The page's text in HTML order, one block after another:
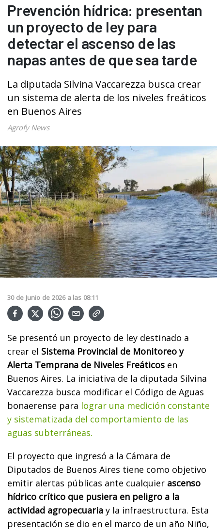
Prevención hídrica: presentan
un proyecto de ley para
detectar el ascenso de las
napas antes de que sea tarde
La diputada Silvina Vaccarezza busca crear
un sistema de alerta de los niveles freáticos
en Buenos Aires
Agrofy News
30 de Junio de 2026 a las 08:11
Se presentó un proyecto de ley destinado a
crear el Sistema Provincial de Monitoreo y
Alerta Temprana de Niveles Freáticos en
Buenos Aires. La iniciativa de la diputada Silvina
Vaccarezza busca modificar el Código de Aguas
bonaerense para lograr una medición constante
y sistematizada del comportamiento de las
aguas subterráneas.
El proyecto que ingresó a la Cámara de
Diputados de Buenos Aires tiene como objetivo
emitir alertas públicas ante cualquier ascenso
hídrico crítico que pusiera en peligro a la
actividad agropecuaria y la infraestructura. Esta
presentación se dio en el marco de un año Niño,